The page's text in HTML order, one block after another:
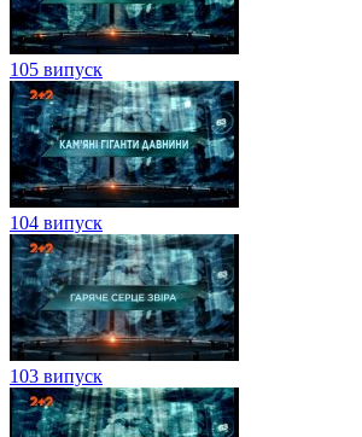
105 випуск
104 випуск
103 випуск